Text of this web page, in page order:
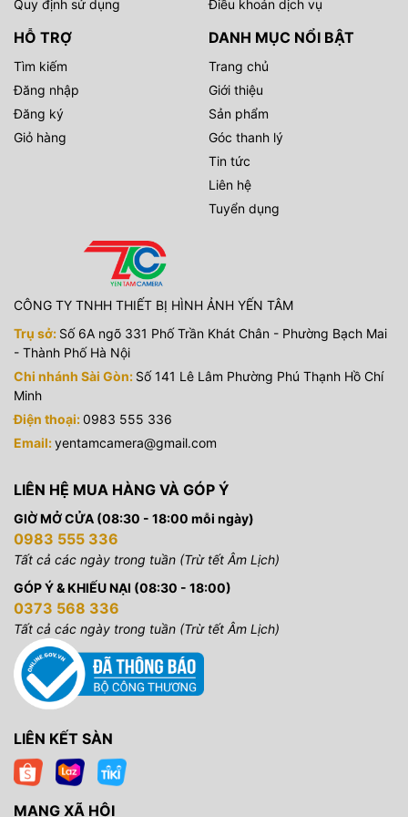
nguyên mới cho khả năng sáng tạo của bạn!
Sản phẩm được bán với giá ưu đãi tạiYến Tâm Camera
hệ hotline
để có giá tốt nhất .
Yến Tâm Camera
chuyên cung cấp các loại máy ảnh, máy
quay phim, các loại đèn phục vụ quay phim, chụp ảnh sản
phẩm, ngoài trời, các sản phẩm, phụ kiện công nghệ hàng
chính hãng. Thiết bị hình ảnh Yến Tâm cũng là đơn vị
trọn gói, tư vấn và chuyển giao các công nghệ
trường quay ảo đến mọi khách hàng có nhu cầu.
Quy định sử dụng
Điều khoản dịch vụ
HỖ TRỢ
Tìm kiếm
Đăng nhập
Đăng ký
Giỏ hàng
DANH MỤC NỔI BẬT
Trang chủ
Giới thiệu
Sản phẩm
Góc thanh lý
Tin tức
Liên hệ
Tuyển dụng
CÔNG TY TNHH THIẾT BỊ HÌNH ẢNH YẾN TÂM
Trụ sở: Số 6A ngõ 331 Phố Trần Khát Chân - Phường Bạch Mai
- Thành Phố Hà Nội
Chi nhánh Sài Gòn: Số 141 Lê Lâm Phường Phú Thạnh Hồ Chí
Minh
Điện thoại:0983 555 336
Email:yentamcamera@gmail.com
LIÊN HỆ MUA HÀNG VÀ GÓP Ý
GIỜ MỞ CỬA (08:30 - 18:00 mỗi ngày)
0983 555 336
Tất cả các ngày trong tuần (Trừ tết Âm Lịch)
GÓP Ý & KHIẾU NẠI (08:30 - 18:00)
0373 568 336
Tất cả các ngày trong tuần (Trừ tết Âm Lịch)
LIÊN KẾT SÀN
MẠNG XÃ HỘI